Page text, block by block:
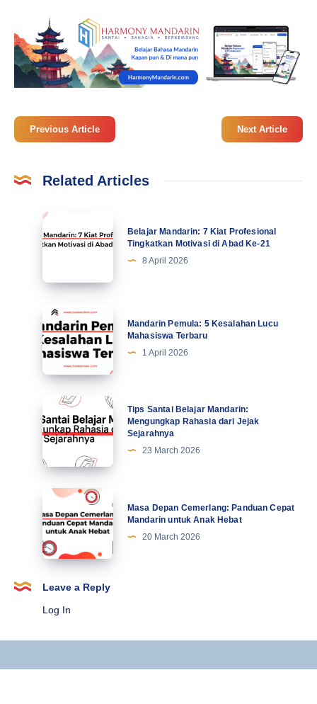
Previous Article Next Article
Related Articles
Belajar
Mandarin:
Profesional
Tingkatkan
Motivasi
di
Abad
Ke-
Belajar Mandarin: 7 Kiat Profesional
Tingkatkan Motivasi di Abad Ke-21
8 April 2026
Mandarin
Pemula:
5
Kesalahan
Lucu
Mahasiswa
Terbaru
Mandarin Pemula: 5 Kesalahan Lucu
Mahasiswa Terbaru
1 April 2026
Tips
Santai
Belajar
Mandarin:
Mengungkap
Rahasia
dari
Jejak
Sejarahnya
Tips Santai Belajar Mandarin:
Mengungkap Rahasia dari Jejak
Sejarahnya
23 March 2026
Masa
Depan
Cemerlang:
Panduan
Cepat
Mandarin
Masa Depan Cemerlang: Panduan Cepat
Mandarin untuk Anak Hebat
20 March 2026
Leave a Reply
Log In